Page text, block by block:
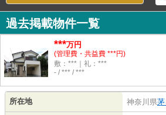
過去掲載物件一覧
***万円
(管理費・共益費 ***円)
敷：***｜礼：***
- / *** / ***
所在地 神奈川県